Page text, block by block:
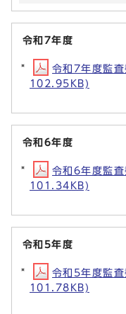
令和7年度
令和7年度監
102.95KB)
令和6年度
令和6年度監
101.34KB)
令和5年度
令和5年度監
101.78KB)